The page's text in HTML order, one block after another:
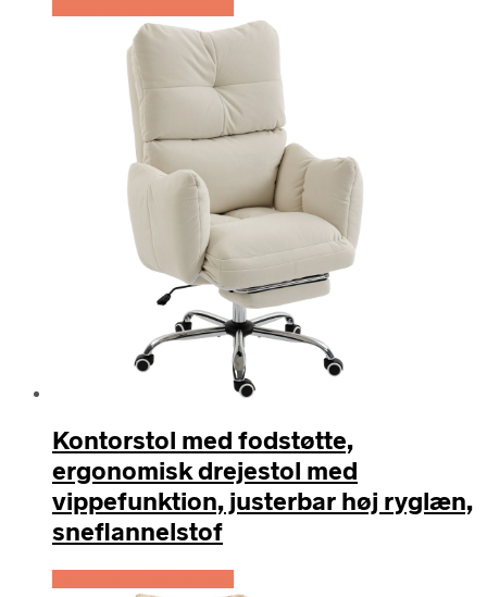
Kontorstol med fodstøtte,
ergonomisk drejestol med
vippefunktion, justerbar høj ryglæn,
sneflannelstof